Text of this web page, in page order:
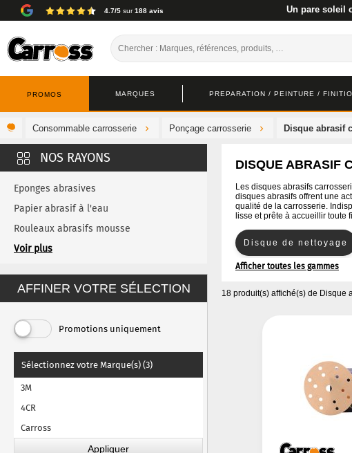
4.7/5 sur188 avis Un pare soleil
PREPARATION / PEINTURE /
MARQUES
PROMOS
Consommable carrosserie Ponçage carrosserie Disque abrasif
Eponges abrasives
Papier abrasif à l'eau
Rouleaux abrasifs mousse
Rouleau abrasif et coupe abrasive
Cales à ponçer
Bandes abrasives
Voir plus
AFFINER VOTRE SÉLECTION
Promotions uniquement
Sélectionnez votre Marque(s) (3)
3M
4CR
Carross
DISQUE ABRASIF
Les disques abrasifs
disques abrasifs offrent une
qualité de la carrosserie.
lisse et prête à accueillir toute
Disque de nettoyage
Mini Disques
Afficher toutes les gammes
18 produit(s) affiché(s) de Disque